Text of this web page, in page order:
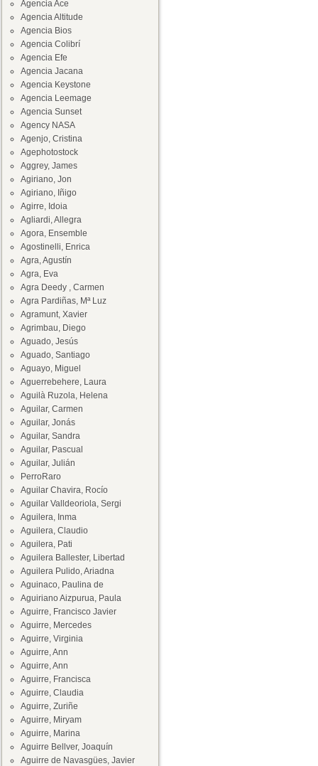
Agencia Ace
Agencia Altitude
Agencia Bios
Agencia Colibrí
Agencia Efe
Agencia Jacana
Agencia Keystone
Agencia Leemage
Agencia Sunset
Agency NASA
Agenjo, Cristina
Agephotostock
Aggrey, James
Agiriano, Jon
Agiriano, Iñigo
Agirre, Idoia
Agliardi, Allegra
Agora, Ensemble
Agostinelli, Enrica
Agra, Agustín
Agra, Eva
Agra Deedy , Carmen
Agra Pardiñas, Mª Luz
Agramunt, Xavier
Agrimbau, Diego
Aguado, Jesús
Aguado, Santiago
Aguayo, Miguel
Aguerrebehere, Laura
Aguilà Ruzola, Helena
Aguilar, Carmen
Aguilar, Jonás
Aguilar, Sandra
Aguilar, Pascual
Aguilar, Julián
PerroRaro
Aguilar Chavira, Rocío
Aguilar Valldeoriola, Sergi
Aguilera, Inma
Aguilera, Claudio
Aguilera, Pati
Aguilera Ballester, Libertad
Aguilera Pulido, Ariadna
Aguinaco, Paulina de
Aguiriano Aizpurua, Paula
Aguirre, Francisco Javier
Aguirre, Mercedes
Aguirre, Virginia
Aguirre, Ann
Aguirre, Ann
Aguirre, Francisca
Aguirre, Claudia
Aguirre, Zuriñe
Aguirre, Miryam
Aguirre, Marina
Aguirre Bellver, Joaquín
Aguirre de Navasgües, Javier